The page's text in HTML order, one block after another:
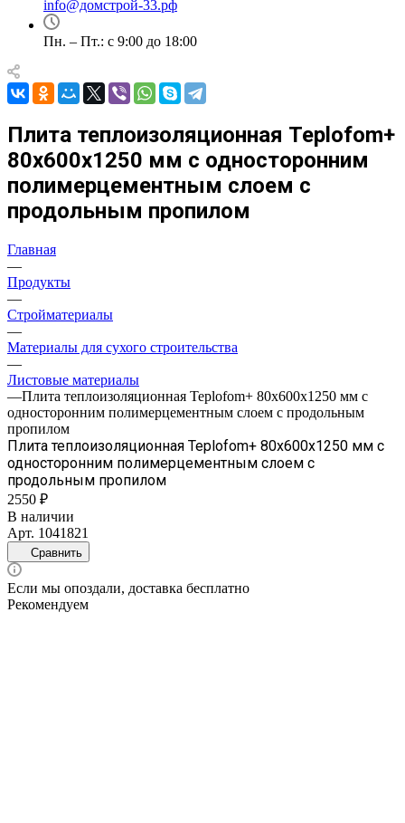
info@домстрой-33.рф
Пн. – Пт.: с 9:00 до 18:00
Плита теплоизоляционная Teplofom+
80х600х1250 мм с односторонним
полимерцементным слоем с
продольным пропилом
Главная
—
Продукты
—
Стройматериалы
—
Материалы для сухого строительства
—
Листовые материалы
—Плита теплоизоляционная Teplofom+ 80х600х1250 мм с
односторонним полимерцементным слоем с продольным
пропилом
Плита теплоизоляционная Teplofom+ 80х600х1250 мм с
односторонним полимерцементным слоем с
продольным пропилом
2550 ₽
В наличии
Арт. 1041821
Сравнить
Если мы опоздали, доставка бесплатно
Рекомендуем